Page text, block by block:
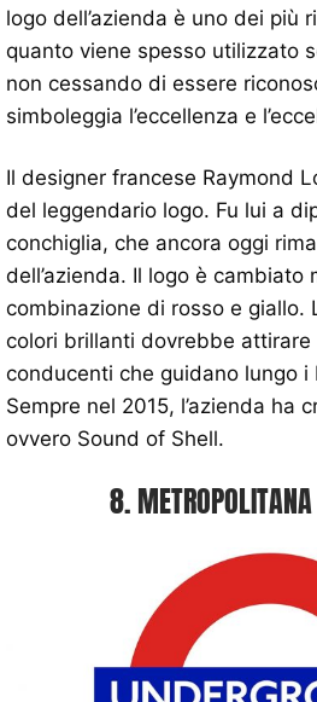
logo dell’azienda è uno dei più
quanto viene spesso utilizzato
non cessando di essere
simboleggia l’eccellenza e
Il designer francese Raymond
del leggendario logo. Fu lui a
conchiglia, che ancora oggi
dell’azienda. Il logo è cambiato
combinazione di rosso e giallo.
colori brillanti dovrebbe attirare
conducenti che guidano lungo
Sempre nel 2015, l’azienda ha
ovvero Sound of Shell.
8.